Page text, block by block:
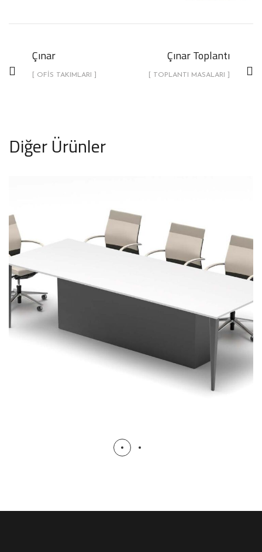
Çınar
[ OFIS TAKIMLARI ]
Çınar Toplantı
[ TOPLANTI MASALARI ]
Diğer Ürünler
Çınar Toplantı